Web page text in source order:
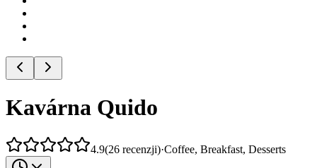
Kavárna Quido
4.9(26 recenzji)·Coffee, Breakfast, Desserts